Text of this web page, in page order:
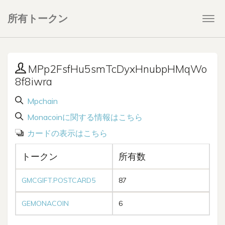
所有トークン
MPp2FsfHu5smTcDyxHnubpHMqWo
8f8iwra
Mpchain
Monacoinに関する情報はこちら
カードの表示はこちら
トークン 所有数
GMCGIFT.POSTCARD5 87
GEMONACOIN 6